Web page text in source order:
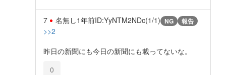
7 名無し1年前ID:YyNTM2NDc(1/1) NG 報告
>>2
昨日の新聞にも今日の新聞にも載ってないな。
0